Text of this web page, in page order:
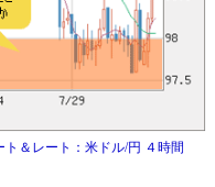
ト＆レート：米ドル/円 ４時間